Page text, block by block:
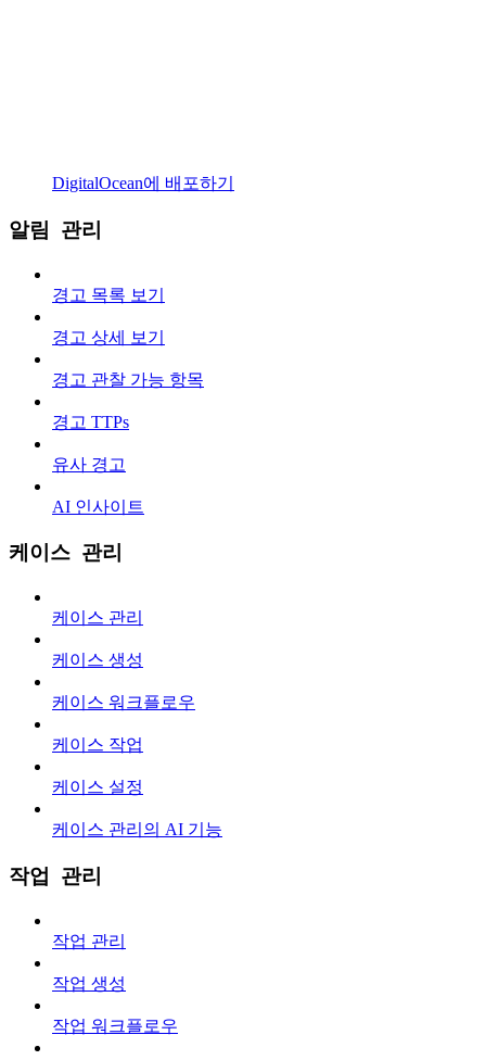
DigitalOcean에 배포하기
알림 관리
경고 목록 보기
경고 상세 보기
경고 관찰 가능 항목
경고 TTPs
유사 경고
AI 인사이트
케이스 관리
케이스 관리
케이스 생성
케이스 워크플로우
케이스 작업
케이스 설정
케이스 관리의 AI 기능
작업 관리
작업 관리
작업 생성
작업 워크플로우